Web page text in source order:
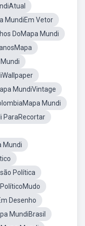
MundiEm Vetor
DoMapa Mundi
MundiVintage
Mundi
ParaRecortar
Mundi
Política
Desenho
MundiBrasil